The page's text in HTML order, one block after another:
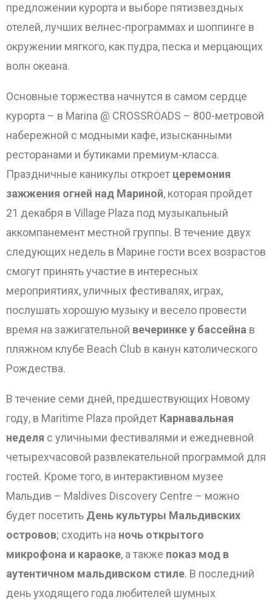
предложении курорта и выборе пятизвездных
отелей, лучших велнес-программах и шоппинге в
окружении мягкого, как пудра, песка и мерцающих
волн океана.
Основные торжества начнутся в самом сердце
курорта – в Marina @ CROSSROADS – 800-метровой
набережной с модными кафе, изысканными
ресторанами и бутиками премиум-класса.
Праздничные каникулы откроет церемония
зажжения огней над Мариной, которая пройдет
21 декабря в Village Plaza под музыкальный
аккомпанемент местной группы. В течение двух
следующих недель в Марине гости всех возрастов
смогут принять участие в интересных
мероприятиях, уличных фестивалях, играх,
послушать хорошую музыку и весело провести
время на зажигательной вечеринке у бассейна в
пляжном клубе Beach Club в канун католического
Рождества.
В течение семи дней, предшествующих Новому
году, в Maritime Plaza пройдет Карнавальная
неделя с уличными фестивалями и ежедневной
четырехчасовой развлекательной программой для
гостей. Кроме того, в интерактивном музее
Мальдив – Maldives Discovery Centre – можно
будет посетить День культуры Мальдивских
островов; сходить на ночь открытого
микрофона и караоке, а также показ мод в
аутентичном мальдивском стиле. В последний
день уходящего года любителей шумных